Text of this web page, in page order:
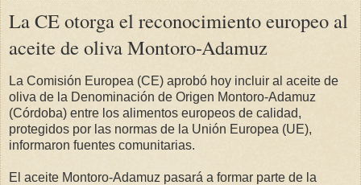
La CE otorga el reconocimiento europeo al
aceite de oliva Montoro-Adamuz
La Comisión Europea (CE) aprobó hoy incluir al aceite de
oliva de la Denominación de Origen Montoro-Adamuz
(Córdoba) entre los alimentos europeos de calidad,
protegidos por las normas de la Unión Europea (UE),
informaron fuentes comunitarias.
El aceite Montoro-Adamuz pasará a formar parte de la